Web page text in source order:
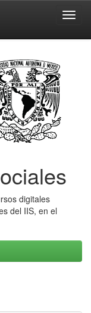
digitales
del IIS, en el